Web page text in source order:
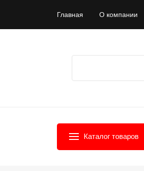
Главная О компании
Каталог товаров